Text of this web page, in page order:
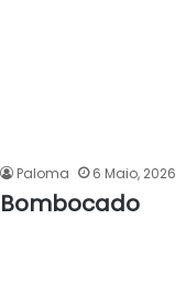
Paloma 6 Maio, 2026
Bombocado